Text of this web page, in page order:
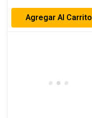
Agregar Al Carrito